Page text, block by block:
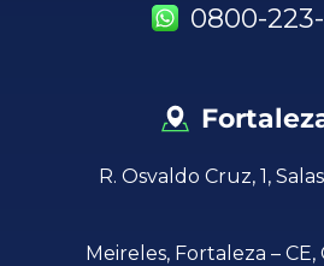
0800-
R. Osvaldo Cruz, 1,
Meireles, Fortaleza – CE,